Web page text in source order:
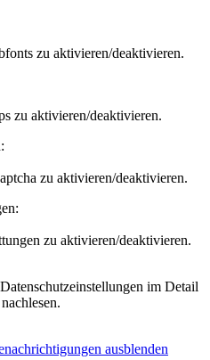
zu aktivieren/deaktivieren.
zu aktivieren/deaktivieren.
zu aktivieren/deaktivieren.
zu aktivieren/deaktivieren.
im Detail
ausblenden